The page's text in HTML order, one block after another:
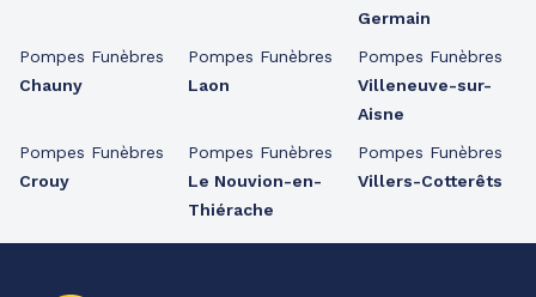
Pompes Funèbres
Chauny
Pompes Funèbres
Crouy
Pompes Funèbres
Laon
Pompes Funèbres
Le Nouvion-en-
Thiérache
Germain
Pompes Funèbres
Villeneuve-sur-
Aisne
Pompes Funèbres
Villers-Cotterêts